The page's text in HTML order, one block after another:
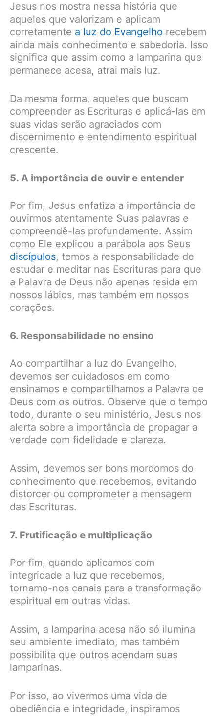
Jesus nos mostra nessa história que
aqueles que valorizam e aplicam
corretamente a luz do Evangelho recebem
ainda mais conhecimento e sabedoria. Isso
significa que assim como a lamparina que
permanece acesa, atrai mais luz.
Da mesma forma, aqueles que buscam
compreender as Escrituras e aplicá-las em
suas vidas serão agraciados com
discernimento e entendimento espiritual
crescente.
5. A importância de ouvir e entender
Por fim, Jesus enfatiza a importância de
ouvirmos atentamente Suas palavras e
compreendê-las profundamente. Assim
como Ele explicou a parábola aos Seus
discípulos, temos a responsabilidade de
estudar e meditar nas Escrituras para que
a Palavra de Deus não apenas resida em
nossos lábios, mas também em nossos
corações.
6. Responsabilidade no ensino
Ao compartilhar a luz do Evangelho,
devemos ser cuidadosos em como
ensinamos e compartilhamos a Palavra de
Deus com os outros. Observe que o tempo
todo, durante o seu ministério, Jesus nos
alerta sobre a importância de propagar a
verdade com fidelidade e clareza.
Assim, devemos ser bons mordomos do
conhecimento que recebemos, evitando
distorcer ou comprometer a mensagem
das Escrituras.
7. Frutificação e multiplicação
Por fim, quando aplicamos com
integridade a luz que recebemos,
tornamo-nos canais para a transformação
espiritual em outras vidas.
Assim, a lamparina acesa não só ilumina
seu ambiente imediato, mas também
possibilita que outros acendam suas
lamparinas.
Por isso, ao vivermos uma vida de
obediência e integridade, inspiramos